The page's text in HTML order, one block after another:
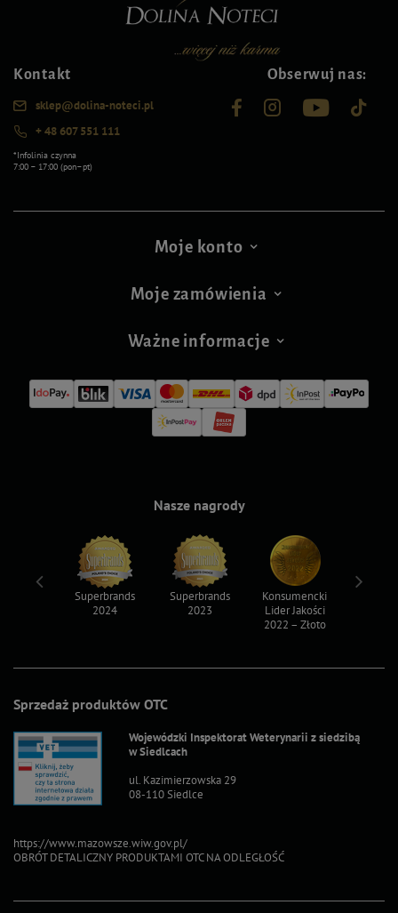
Kontakt
sklep@dolina-noteci.pl
+ 48 607 551 111
*Infolinia czynna
7:00 – 17:00 (pon–pt)
Obserwuj nas:
Moje konto
Moje zamówienia
Ważne informacje
Sprzedaż produktów OTC
Wojewódzki Inspektorat Weterynarii z siedzibą
w Siedlcach
ul. Kazimierzowska 29
08-110 Siedlce
https://www.mazowsze.wiw.gov.pl/
OBRÓT DETALICZNY PRODUKTAMI OTC NA ODLEGŁOŚĆ
Nasze nagrody
Superbrands
2024
Superbrands
2023
Konsumencki
Lider Jakości
2022 – Złoto